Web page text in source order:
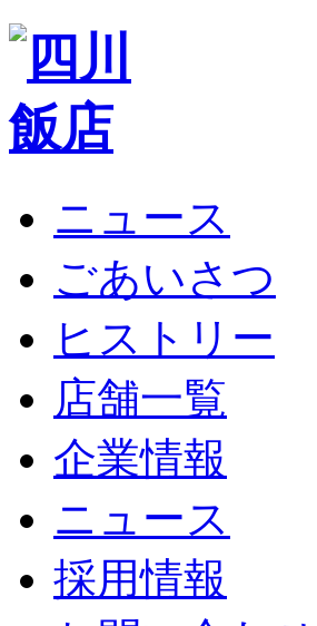
ニュース
ごあいさつ
ヒストリー
店舗一覧
企業情報
ニュース
採用情報